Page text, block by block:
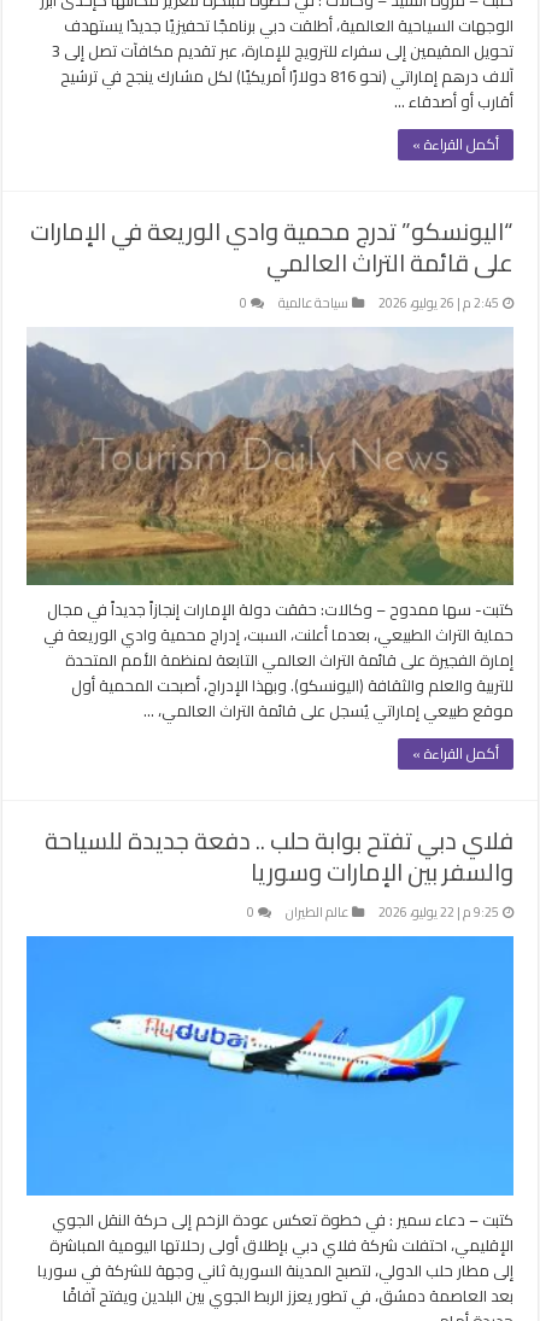
الوجهات السياحية العالمية، أطلقت دبي برنامجًا تحفيزيًا جديدًا يستهدف
تحويل المقيمين إلى سفراء للترويج للإمارة، عبر تقديم مكافآت تصل إلى 3
آلاف درهم إماراتي (نحو 816 دولارًا أمريكيًا) لكل مشارك ينجح في ترشيح
أقارب أو أصدقاء …
أكمل القراءة »
“اليونسكو” تدرج محمية وادي الوريعة في الإمارات
على قائمة التراث العالمي
2:45 م | 26 يوليو، 2026 سياحة عالمية 0
كتبت- سها ممدوح – وكالات: حققت دولة الإمارات إنجازاً جديداً في مجال
حماية التراث الطبيعي، بعدما أعلنت، السبت، إدراج محمية وادي الوريعة في
إمارة الفجيرة على قائمة التراث العالمي التابعة لمنظمة الأمم المتحدة
للتربية والعلم والثقافة (اليونسكو). وبهذا الإدراج، أصبحت المحمية أول
موقع طبيعي إماراتي يُسجل على قائمة التراث العالمي، …
أكمل القراءة »
فلاي دبي تفتح بوابة حلب .. دفعة جديدة للسياحة
والسفر بين الإمارات وسوريا
9:25 م | 22 يوليو، 2026 عالم الطيران 0
كتبت – دعاء سمير : في خطوة تعكس عودة الزخم إلى حركة النقل الجوي
الإقليمي، احتفلت شركة فلاي دبي بإطلاق أولى رحلاتها اليومية المباشرة
إلى مطار حلب الدولي، لتصبح المدينة السورية ثاني وجهة للشركة في سوريا
بعد العاصمة دمشق، في تطور يعزز الربط الجوي بين البلدين ويفتح آفاقًا